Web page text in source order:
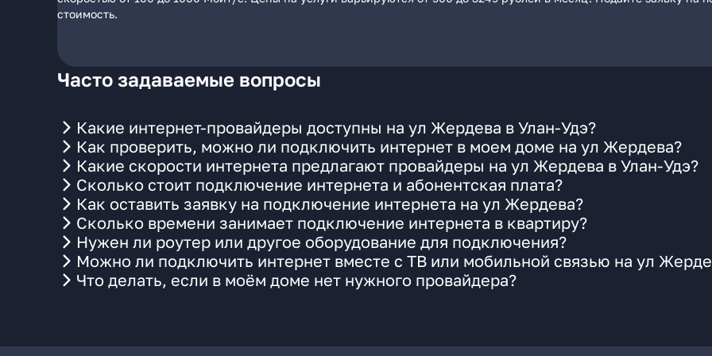
стоимость.
Часто задаваемые вопросы
Какие интернет-провайдеры доступны на ул Жердева в Улан-Удэ?
Как проверить, можно ли подключить интернет в моем доме на ул Жердева?
Какие скорости интернета предлагают провайдеры на ул Жердева в Улан-Удэ?
Сколько стоит подключение интернета и абонентская плата?
Как оставить заявку на подключение интернета на ул Жердева?
Сколько времени занимает подключение интернета в квартиру?
Нужен ли роутер или другое оборудование для подключения?
Можно ли подключить интернет вместе с ТВ или мобильной связью на ул
Что делать, если в моём доме нет нужного провайдера?